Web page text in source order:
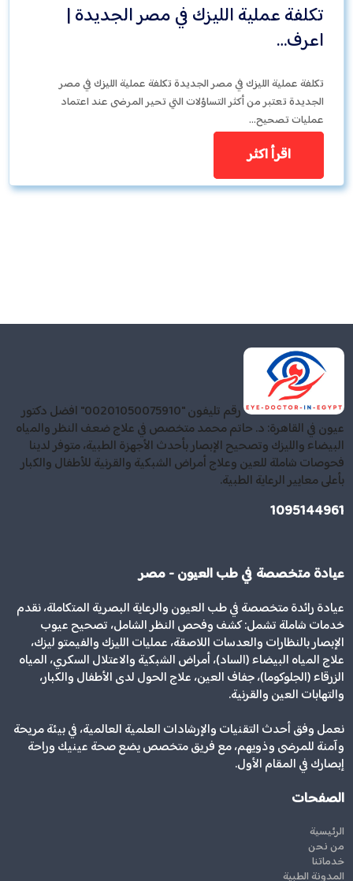
تكلفة عملية الليزك في مصر الجديدة |
اعرف…
تكلفة عملية الليزك في مصر الجديدة تكلفة عملية الليزك في مصر
الجديدة تعتبر من أكثر التساؤلات التي تحير المرضى عند اعتماد
عمليات تصحيح…
اقرأ اكثر
رقم تليفون "00201050075910" افضل دكتور
عيون في القاهرة: د. حاتم محمد متخصص في علاج ضعف النظر والمياه
البيضاء والليزك وتصحيح الإبصار بأحدث الأجهزة الطبية، متوفر لدينا
فحوصات شاملة للعين وعلاج أمراض الشبكية والقرنية للأطفال والكبار
بأعلى معايير الرعاية الطبية.
1095144961
عيادة متخصصة في طب العيون - مصر
عيادة رائدة متخصصة في طب العيون والرعاية البصرية المتكاملة، نقدم
خدمات شاملة تشمل: كشف وفحص النظر الشامل، تصحيح عيوب
الإبصار بالنظارات والعدسات اللاصقة، عمليات الليزك والفيمتو ليزك،
علاج المياه البيضاء (الساد)، أمراض الشبكية والاعتلال السكري، المياه
الزرقاء (الجلوكوما)، جفاف العين، علاج الحول لدى الأطفال والكبار،
والتهابات العين والقرنية.
نعمل وفق أحدث التقنيات والإرشادات العلمية العالمية، في بيئة مريحة
وآمنة للمرضى وذويهم، مع فريق متخصص يضع صحة عينيك وراحة
إبصارك في المقام الأول.
الصفحات
الرئيسية
من نحن
خدماتنا
المدونة الطبية